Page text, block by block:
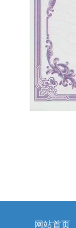
网站首页